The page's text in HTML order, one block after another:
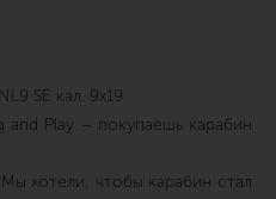
SE кал. 9х19
and Play – покупаешь карабин
хотели, чтобы карабин стал